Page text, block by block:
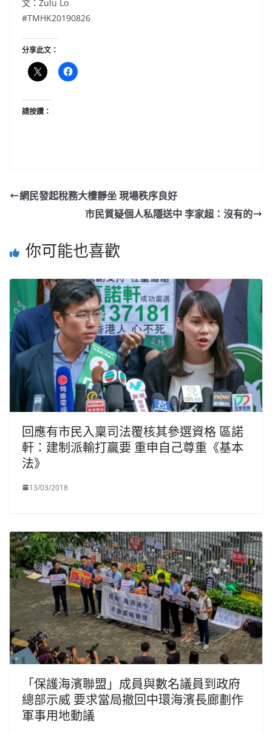
文：Zulu Lo
#TMHK20190826
分享此文：
請按讚：
網民發起稅務大樓靜坐 現場秩序良好
市民質疑個人私隱送中 李家超：沒有的
你可能也喜歡
回應有市民入稟司法覆核其參選資格 區諾
軒：建制派輸打贏要 重申自己尊重《基本
法》
13/03/2018
「保護海濱聯盟」成員與數名議員到政府
總部示威 要求當局撤回中環海濱長廊劃作
軍事用地動議